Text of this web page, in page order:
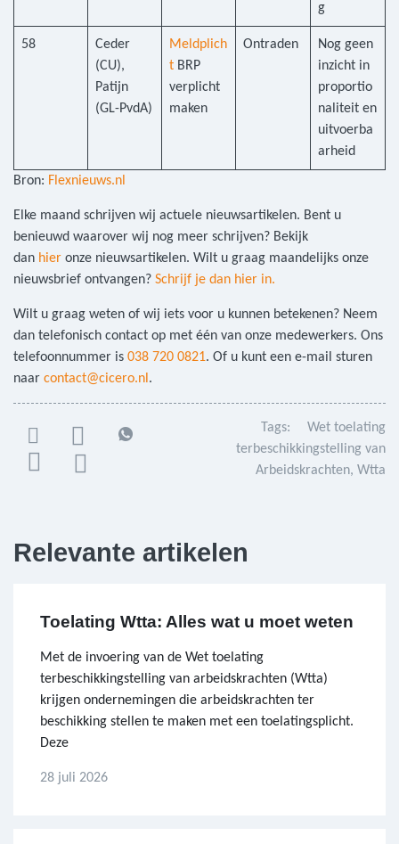
g
58
Ceder
(CU),
Patijn
(GL-PvdA)
Meldplich
t BRP
verplicht
maken
Ontraden
Nog geen
inzicht in
proportio
naliteit en
uitvoerba
arheid
Bron: Flexnieuws.nl
Elke maand schrijven wij actuele nieuwsartikelen. Bent u
benieuwd waarover wij nog meer schrijven? Bekijk
dan hier onze nieuwsartikelen. Wilt u graag maandelijks onze
nieuwsbrief ontvangen? Schrijf je dan hier in.
Wilt u graag weten of wij iets voor u kunnen betekenen? Neem
dan telefonisch contact op met één van onze medewerkers. Ons
telefoonnummer is 038 720 0821. Of u kunt een e-mail sturen
naar contact@cicero.nl .
Tags:
Wet toelating
terbeschikkingstelling van
Arbeidskrachten Wtta
Relevante artikelen
Toelating Wtta: Alles wat u moet weten
Met de invoering van de Wet toelating
terbeschikkingstelling van arbeidskrachten (Wtta)
krijgen ondernemingen die arbeidskrachten ter
beschikking stellen te maken met een toelatingsplicht.
Deze
28 juli 2026